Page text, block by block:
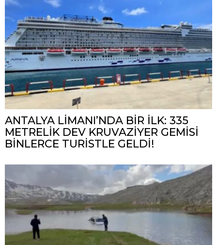
ANTALYA LİMANI’NDA BİR İLK: 335
METRELİK DEV KRUVAZİYER GEMİSİ
BİNLERCE TURİSTLE GELDİ!